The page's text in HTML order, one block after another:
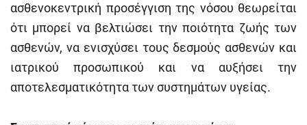
ασθενοκεντρική προσέγγιση της νόσου θεωρείται
ότι μπορεί να βελτιώσει την ποιότητα ζωής των
ασθενών, να ενισχύσει τους δεσμούς ασθενών και
ιατρικού προσωπικού και να αυξήσει την
αποτελεσματικότητα των συστημάτων υγείας.